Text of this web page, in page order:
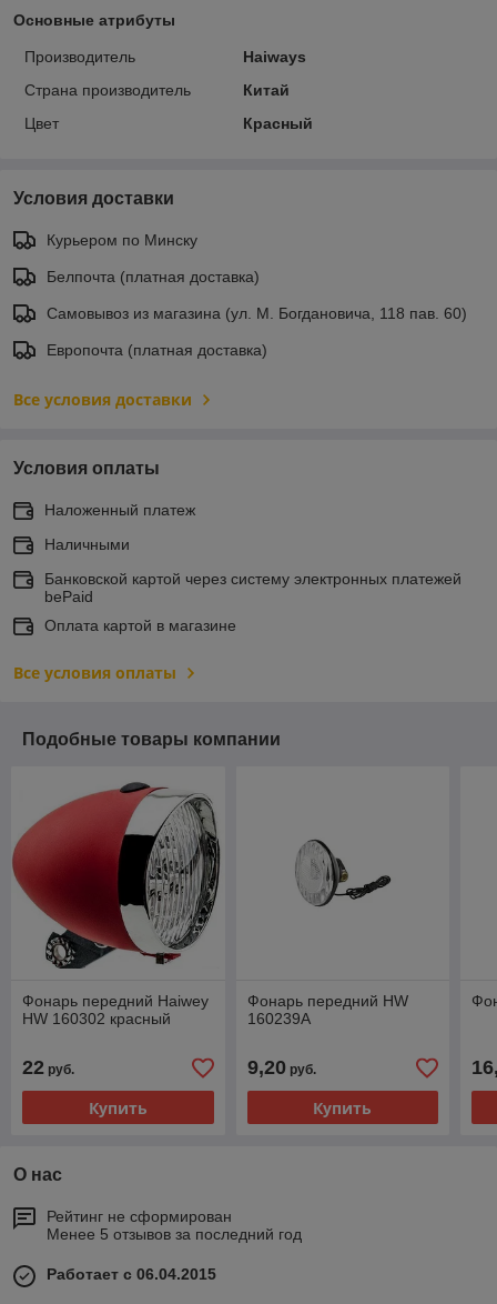
Основные атрибуты
Производитель
Haiways
Страна производитель
Китай
Цвет
Красный
Условия доставки
Курьером по Минску
Белпочта (платная доставка)
Самовывоз из магазина (ул. М. Богдановича, 118 пав. 60)
Европочта (платная доставка)
Все условия доставки
Условия оплаты
Наложенный платеж
Наличными
Банковской картой через систему электронных платежей
bePaid
Оплата картой в магазине
Все условия оплаты
Подобные товары компании
Фонарь передний Haiwey
HW 160302 красный
22 руб.
Купить
Фонарь передний HW
160239A
9,20руб.
Купить
О нас
Рейтинг не сформирован
Менее 5 отзывов за последний год
Работает с 06.04.2015